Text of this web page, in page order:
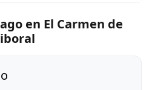
en El Carmen de